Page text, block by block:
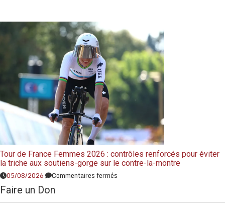
Tour de France Femmes 2026 : contrôles renforcés pour éviter
la triche aux soutiens-gorge sur le contre-la-montre
05/08/2026 Commentaires fermés
Faire un Don